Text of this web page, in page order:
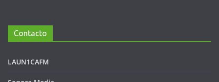
Contacto
LAUN1CAFM